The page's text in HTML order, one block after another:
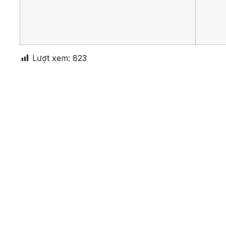
Lượt xem: 823